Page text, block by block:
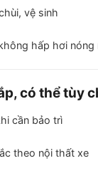
vệ sinh
hấp hơi
có thể tùy
cần bảo trì
theo nội thất xe